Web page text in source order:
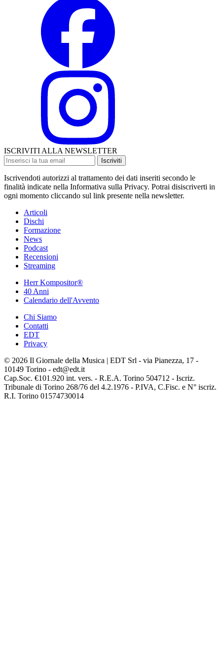
ISCRIVITI ALLA NEWSLETTER
Iscriviti
Iscrivendoti autorizzi al trattamento dei dati inseriti secondo le
finalità indicate nella Informativa sulla Privacy. Potrai disiscriverti in
ogni momento cliccando sul link presente nella newsletter.
Articoli
Dischi
Formazione
News
Podcast
Recensioni
Streaming
Herr Kompositor®
40 Anni
Calendario dell'Avvento
Chi Siamo
Contatti
EDT
Privacy
© 2026 Il Giornale della Musica | EDT Srl - via Pianezza, 17 -
10149 Torino - edt@edt.it
Cap.Soc. €101.920 int. vers. - R.E.A. Torino 504712 - Iscriz.
Tribunale di Torino 268/76 del 4.2.1976 - P.IVA, C.Fisc. e N° iscriz.
R.I. Torino 01574730014